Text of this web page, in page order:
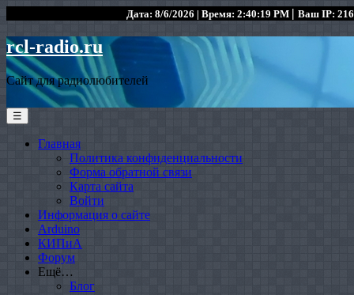
Дата: 8/6/2026 | Время: 2:40:19 PM | Ваш IP:
rcl-radio.ru
Сайт для радиолюбителей
☰
Главная
Политика конфиденциальности
Форма обратной связи
Карта сайта
Войти
Информация о сайте
Arduino
КИПиА
Форум
Ещё…
Блог